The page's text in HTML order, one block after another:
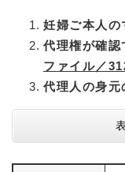
妊婦ご本人の
代理権が確認
ファイル／
代理人の身元